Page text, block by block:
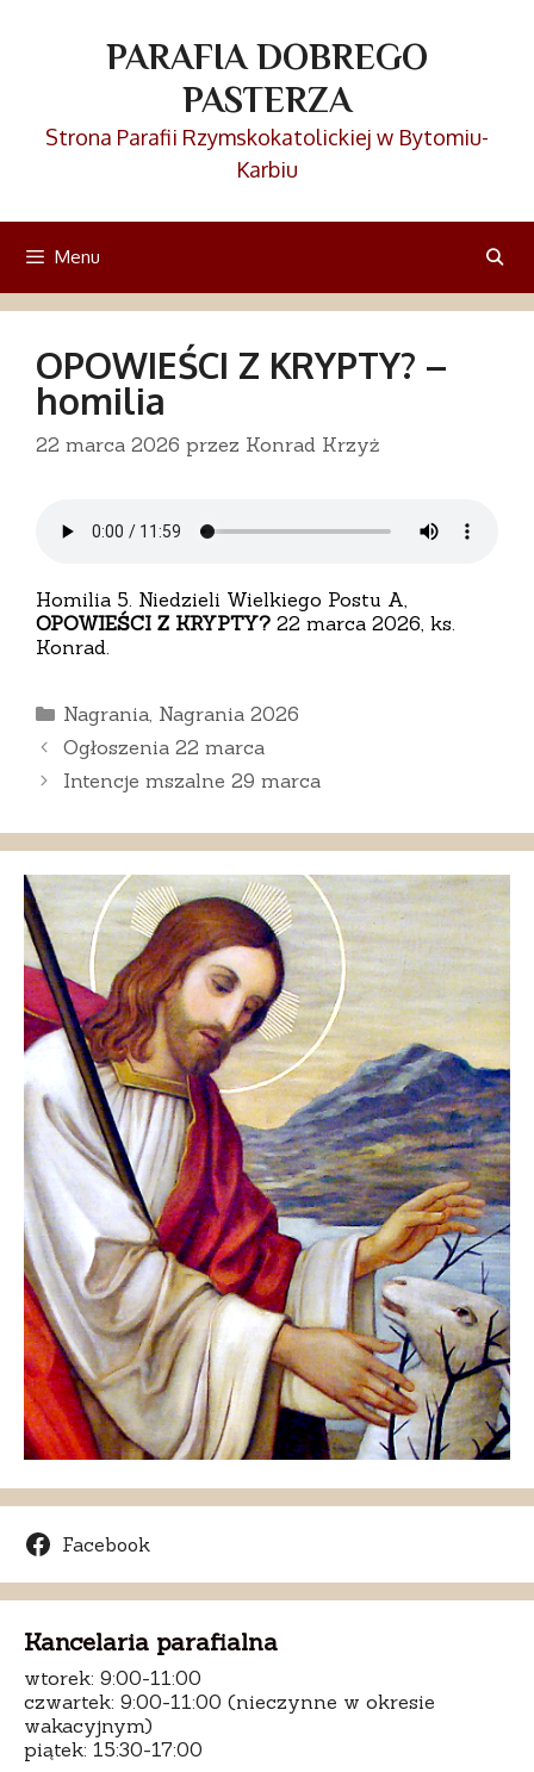
PARAFIA DOBREGO
PASTERZA
Strona Parafii Rzymskokatolickiej w Bytomiu-
Karbiu
Menu
OPOWIEŚCI Z KRYPTY? –
homilia
22 marca 2026 przez Konrad Krzyż
Homilia 5. Niedzieli Wielkiego Postu A,
OPOWIEŚCI Z KRYPTY? 22 marca 2026, ks.
Konrad.
Kategorie
Nagrania, Nagrania 2026
Ogłoszenia 22 marca
Intencje mszalne 29 marca
Facebook
Kancelaria parafialna
wtorek: 9:00-11:00
czwartek: 9:00-11:00 (nieczynne w okresie
wakacyjnym)
piątek: 15:30-17:00